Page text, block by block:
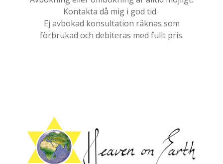
Kontakta då mig i god tid.
Ej avbokad konsultation räknas som
förbrukad och debiteras med fullt pris.